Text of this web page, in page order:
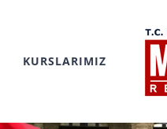
KURSLARIMIZ